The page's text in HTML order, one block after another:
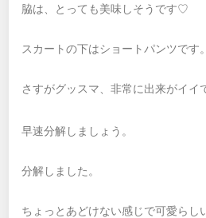
脇は、とっても美味しそうです♡
スカートの下はショートパンツです
さすがグッスマ、非常に出来がイイ
早速分解しましょう。
分解しました。
ちょっとあどけない感じで可愛らし